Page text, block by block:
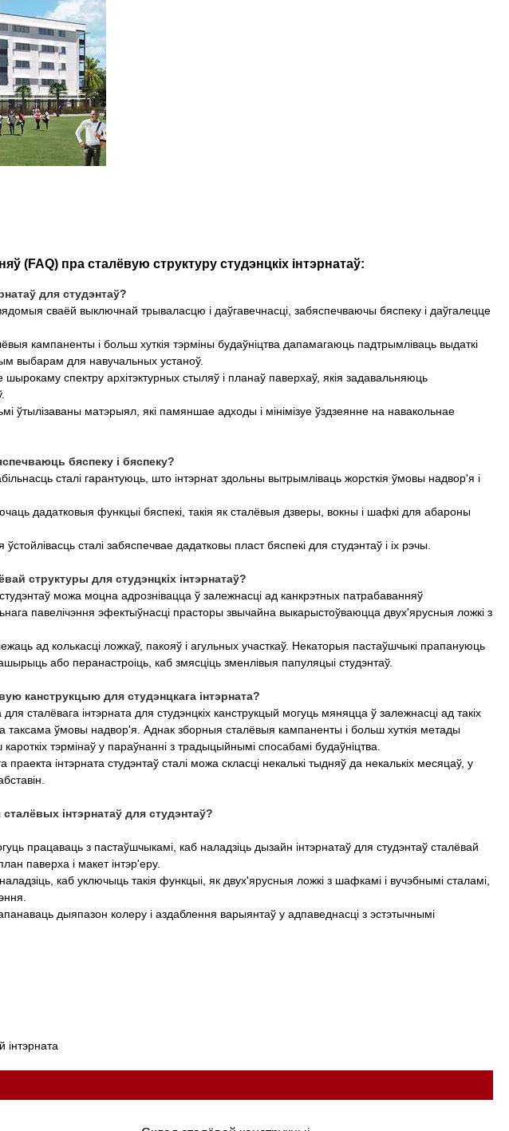
(FAQ) пра сталёвую структуру студэнцкіх інтэрнатаў:
для студэнтаў?
сваёй выключнай трываласцю і даўгавечнасці, забяспечваючы бяспеку і даўгалецце
кампаненты і больш хуткія тэрміны будаўніцтва дапамагаюць падтрымліваць выдаткі
выбарам для навучальных устаноў.
шырокаму спектру архітэктурных стыляў і планаў паверхаў, якія задавальняюць
ўтылізаваны матэрыял, які памяншае адходы і мінімізуе ўздзеянне на навакольнае
бяспеку і бяспеку?
сталі гарантуюць, што інтэрнат здольны вытрымліваць жорсткія ўмовы надвор'я і
дадатковыя функцыі бяспекі, такія як сталёвыя дзверы, вокны і шафкі для абароны
сталі забяспечвае дадатковы пласт бяспекі для студэнтаў і іх рэчы.
структуры для студэнцкіх інтэрнатаў?
можа моцна адрознівацца ў залежнасці ад канкрэтных патрабаванняў
павелічэння эфектыўнасці прасторы звычайна выкарыстоўваюцца двух'ярусныя ложкі з
ад колькасці ложкаў, пакояў і агульных участкаў. Некаторыя пастаўшчыкі прапануюць
або перанастроіць, каб змясціць зменлівыя папуляцыі студэнтаў.
канструкцыю для студэнцкага інтэрната?
сталёвага інтэрната для студэнцкіх канструкцый могуць мяняцца ў залежнасці ад такіх
таксама ўмовы надвор'я. Аднак зборныя сталёвыя кампаненты і больш хуткія метады
тэрмінаў у параўнанні з традыцыйнымі спосабамі будаўніцтва.
інтэрната студэнтаў сталі можа скласці некалькі тыдняў да некалькіх месяцаў, у
інтэрнатаў для студэнтаў?
працаваць з пастаўшчыкамі, каб наладзіць дызайн інтэрнатаў для студэнтаў сталёвай
паверха і макет інтэр'еру.
каб уключыць такія функцыі, як двух'ярусныя ложкі з шафкамі і вучэбнымі сталамі,
дыяпазон колеру і аздаблення варыянтаў у адпаведнасці з эстэтычнымі
інтэрната